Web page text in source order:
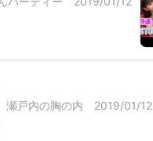
瀬戸内の胸の内 2019/01/12